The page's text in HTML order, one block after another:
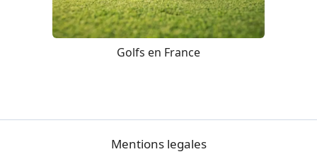
Golfs en France
Mentions legales